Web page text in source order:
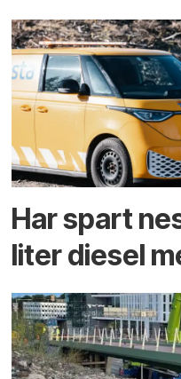
Har spart
liter diesel